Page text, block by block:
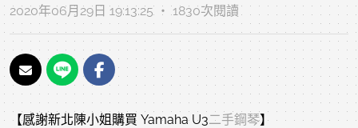
2020年06月29日 19:13:25 ‧ 1830次閱讀
【感謝新北陳小姐購買 Yamaha U3二手鋼琴】